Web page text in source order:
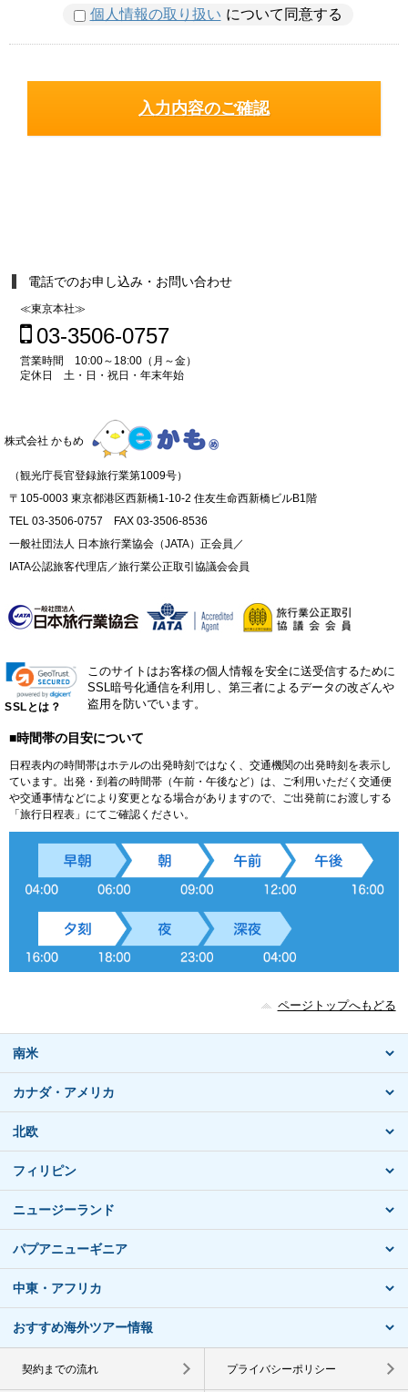
個人情報の取り扱い について同意する
電話でのお申し込み・お問い合わせ
≪東京本社≫
03-3506-0757
営業時間 10:00～18:00（月～金）
定休日 土・日・祝日・年末年始
株式会社 かもめ
（観光庁長官登録旅行業第1009号）
〒105-0003 東京都港区西新橋1-10-2 住友生命西新橋ビルB1階
TEL 03-3506-0757 FAX 03-3506-8536
一般社団法人 日本旅行業協会（JATA）正会員／
IATA公認旅客代理店／旅行業公正取引協議会会員
SSLとは？
このサイトはお客様の個人情報を安全に送受信するために
SSL暗号化通信を利用し、第三者によるデータの改ざんや
盗用を防いでいます。
■時間帯の目安について
日程表内の時間帯はホテルの出発時刻ではなく、交通機関の出発時刻を表示し
ています。出発・到着の時間帯（午前・午後など）は、ご利用いただく交通便
や交通事情などにより変更となる場合がありますので、ご出発前にお渡しする
「旅行日程表」にてご確認ください。
ページトップへもどる
南米
カナダ・アメリカ
北欧
フィリピン
ニュージーランド
パプアニューギニア
中東・アフリカ
おすすめ海外ツアー情報
契約までの流れ プライバシーポリシー